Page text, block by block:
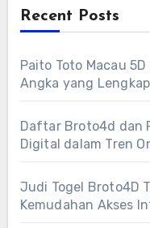
Recent Posts
Paito Toto Macau
Angka yang
Daftar Broto4d dan
Digital dalam Tren
Judi Togel Broto4D
Kemudahan Akses